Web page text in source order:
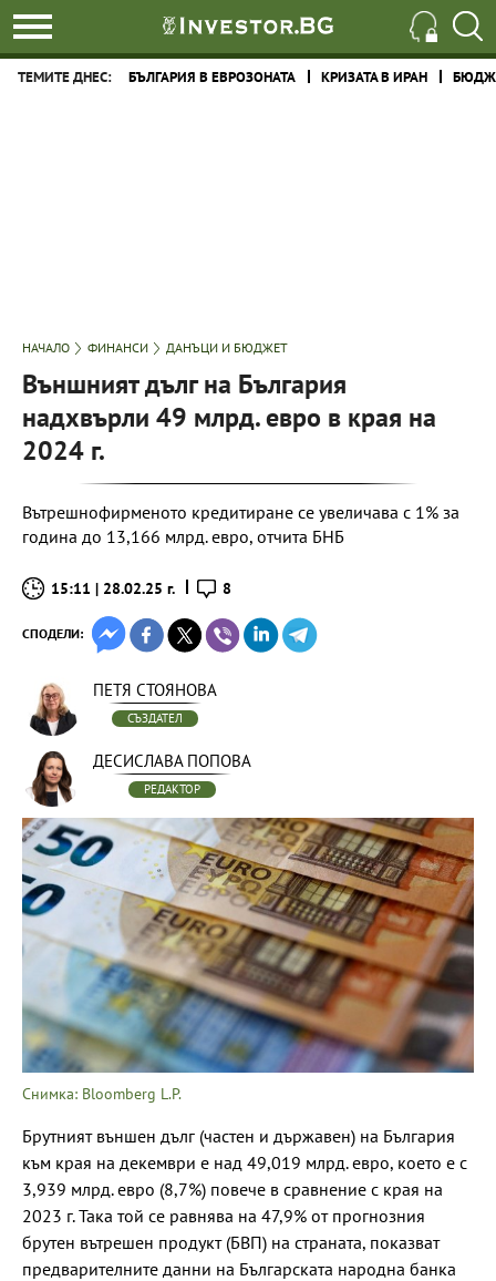
ТЕМИТЕ ДНЕС: БЪЛГАРИЯ В ЕВРОЗОНАТА КРИЗАТА В ИРАН
НАЧАЛО ФИНАНСИ ДАНЪЦИ И БЮДЖЕТ
Външният дълг на България
надхвърли 49 млрд. евро в края на
2024 г.
Вътрешнофирменото кредитиране се увеличава с 1% за
година до 13,166 млрд. евро, отчита БНБ
15:11 | 28.02.25 г. 8
СПОДЕЛИ:
ПЕТЯ СТОЯНОВА
СЪЗДАТЕЛ
ДЕСИСЛАВА ПОПОВА
РЕДАКТОР
Снимка: Bloomberg L.P.
Брутният външен дълг (частен и държавен) на България
към края на декември е над 49,019 млрд. евро, което е с
3,939 млрд. евро (8,7%) повече в сравнение с края на
2023 г. Така той се равнява на 47,9% от прогнозния
брутен вътрешен продукт (БВП) на страната, показват
предварителните данни на Българската народна банка